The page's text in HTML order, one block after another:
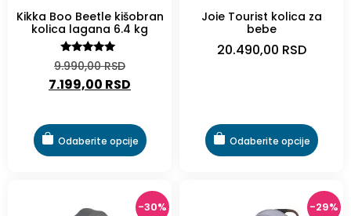
Kikka Boo Beetle kišobran
kolica lagana 6.4 kg
Ocenjeno
sa
5.00
od 5
9.990,00RSD
7.199,00 RSD
Odaberite opcije
Joie Tourist kolica za
bebe
20.490,00 RSD
Odaberite opcije
-30% -29%